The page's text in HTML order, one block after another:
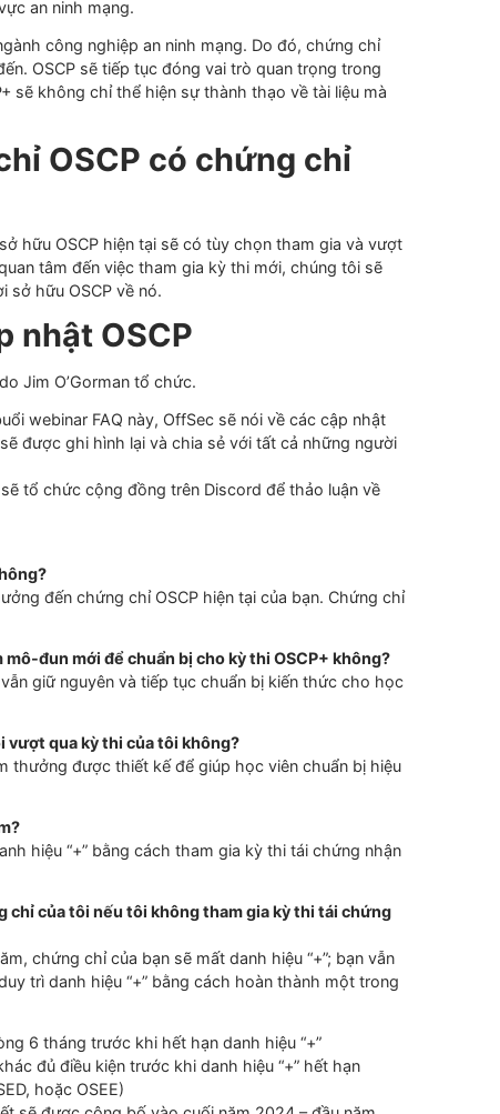
vực không ngừng phát triển.
chứng chỉ OSCP của mình.
tục có giá trị vô thời hạn. Vì vậy, những người hiện đang
trước ngày 1 tháng 11, 2024, hoặc những người quyết
vẫn giữ được chứng chỉ OSCP suốt đời. Chứng chỉ OSCP
và kiến thức. Mặc dù nó không mang danh hiệu
lĩnh vực an ninh mạng.
ngành công nghiệp an ninh mạng. Do đó, chứng chỉ
đến. OSCP sẽ tiếp tục đóng vai trò quan trọng trong
sẽ không chỉ thể hiện sự thành thạo về tài liệu mà
chỉ OSCP có chứng chỉ
sở hữu OSCP hiện tại sẽ có tùy chọn tham gia và vượt
bạn quan tâm đến việc tham gia kỳ thi mới, chúng tôi sẽ
người sở hữu OSCP về nó.
nhật OSCP
tiếp do Jim O’Gorman tổ chức.
buổi webinar FAQ này, OffSec sẽ nói về các cập nhật
này sẽ được ghi hình lại và chia sẻ với tất cả những người
sẽ tổ chức cộng đồng trên Discord để thảo luận về
tôi không?
hưởng đến chứng chỉ OSCP hiện tại của bạn. Chứng
thêm mô-đun mới để chuẩn bị cho kỳ thi OSCP+ không?
thi vẫn giữ nguyên và tiếp tục chuẩn bị kiến
”.
hội vượt qua kỳ thi của tôi không?
điểm thưởng được thiết kế để giúp học viên chuẩn bị hiệu